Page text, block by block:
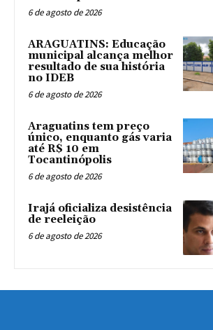
6 de agosto de 2026
ARAGUATINS: Educação
municipal alcança melhor
resultado de sua história
no IDEB
6 de agosto de 2026
Araguatins tem preço
único, enquanto gás varia
até R$ 10 em
Tocantinópolis
6 de agosto de 2026
Irajá oficializa desistência
de reeleição
6 de agosto de 2026